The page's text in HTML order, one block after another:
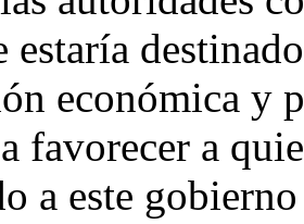
estaría
económica y
favorecer a
a este